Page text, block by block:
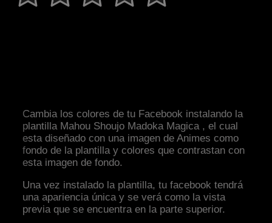
Cambia los colores de tu Facebook instalando la
plantilla Mahou Shoujo Madoka Magica , el cual
esta diseñado con una imagen de Animes como
fondo de la plantilla y colores que contrastan con
esta imagen de fondo.
Una vez instalado la plantilla, tu facebook tendrá
una apariencia única y se verá como la vista
previa que se encuentra en la parte superior.